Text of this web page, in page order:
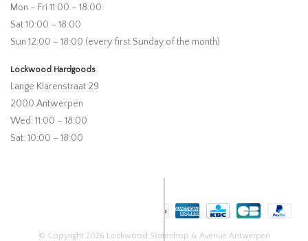
Mon – Fri 11:00 – 18:00
Sat 10:00 – 18:00
Sun 12:00 – 18:00 (every first Sunday of the month)
Lockwood Hardgoods
Lange Klarenstraat 29
2000 Antwerpen
Wed: 11:00 – 18:00
Sat: 10:00 – 18:00
© Copyright 2026 Lockwood Skateshop & Avenue Antwerpen